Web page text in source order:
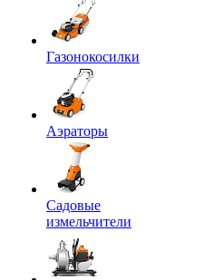
Газонокосилки
Аэраторы
Садовые
измельчители